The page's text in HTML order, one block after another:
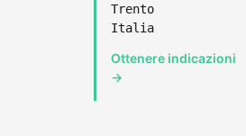
Trento
Italia
Ottenere indicazioni
→